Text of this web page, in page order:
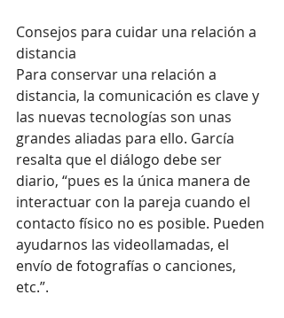
Consejos para cuidar una relación a
distancia
Para conservar una relación a
distancia, la comunicación es clave y
las nuevas tecnologías son unas
grandes aliadas para ello. García
resalta que el diálogo debe ser
diario, “pues es la única manera de
interactuar con la pareja cuando el
contacto físico no es posible. Pueden
ayudarnos las videollamadas, el
envío de fotografías o canciones,
etc.”.